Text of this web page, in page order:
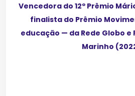
Vencedora do 12º Prêmio
finalista do Prêmio
educação — da Rede Globo e
Marinho